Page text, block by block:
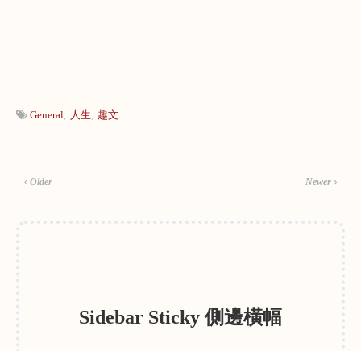
General 人生 趣文
Newer
Older
Sidebar Sticky 側邊橫幅